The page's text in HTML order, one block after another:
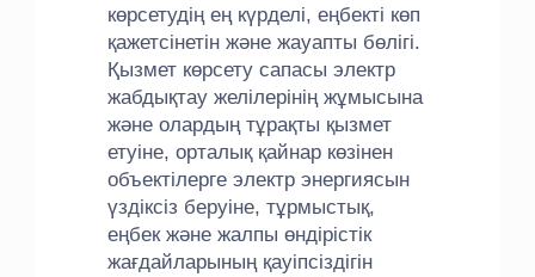
көрсетудің ең күрделі, еңбекті көп
қажетсінетін және жауапты бөлігі.
Қызмет көрсету сапасы электр
жабдықтау желілерінің жұмысына
және олардың тұрақты қызмет
етуіне, орталық қайнар көзінен
объектілерге электр энергиясын
үздіксіз беруіне, тұрмыстық,
еңбек және жалпы өндірістік
жағдайларының қауіпсіздігін